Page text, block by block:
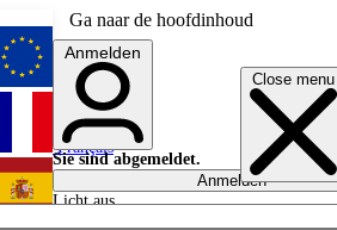
Ga naar de hoofdinhoud
Close menu
English
Français
Anmelden
Sie sind abgemeldet.
Anmelden
Licht aus